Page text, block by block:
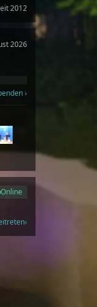
2012
2026
Online